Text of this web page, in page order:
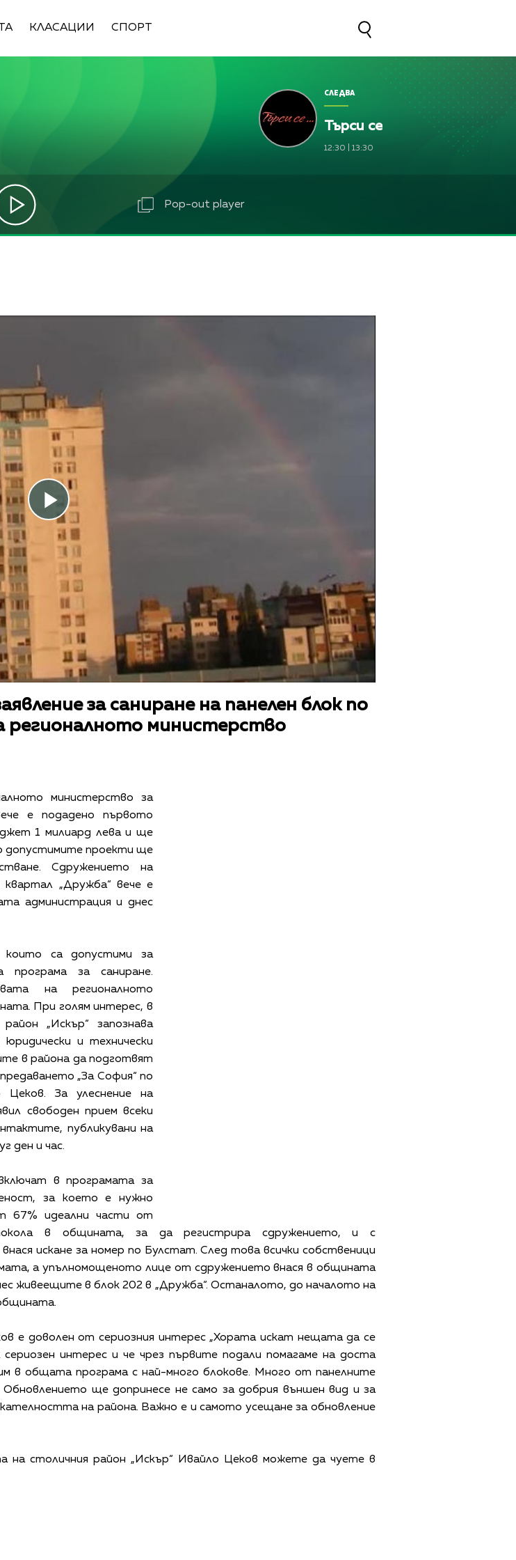
КЛАСАЦИИ СПОРТ
СЛЕДВА
Търси се
12:30 13:30
Pop-out player
Play
Video
за саниране на панелен блок по
регионалното министерство
министерство за
е подадено първото
1 милиард лева и ще
допустимите проекти ще
Сдружението на
„Дружба“ вече е
администрация и днес
които са допустими за
програма за саниране.
на регионалното
При голям интерес, в
„Искър“ запознава
и технически
в района да подготвят
„За София“ по
За улеснение на
свободен прием всеки
публикувани на
ден и час.
в програмата за
за което е нужно
67% идеални части от
в общината, за да регистрира сдружението, и с
искане за номер по Булстат. След това всички собственици
а упълномощеното лице от сдружението внася в общината
живеещите в блок 202 в „Дружба“. Останалото, до началото на
е доволен от сериозния интерес „Хората искат нещата да се
интерес и че чрез първите подали помагаме на доста
в общата програма с най-много блокове. Много от панелните
ще допринесе не само за добрия външен вид и за
на района. Важно е и самото усещане за обновление
столичния район „Искър“ Ивайло Цеков можете да чуете в